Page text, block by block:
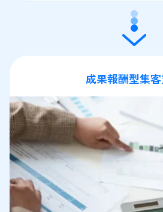
成果報酬型集